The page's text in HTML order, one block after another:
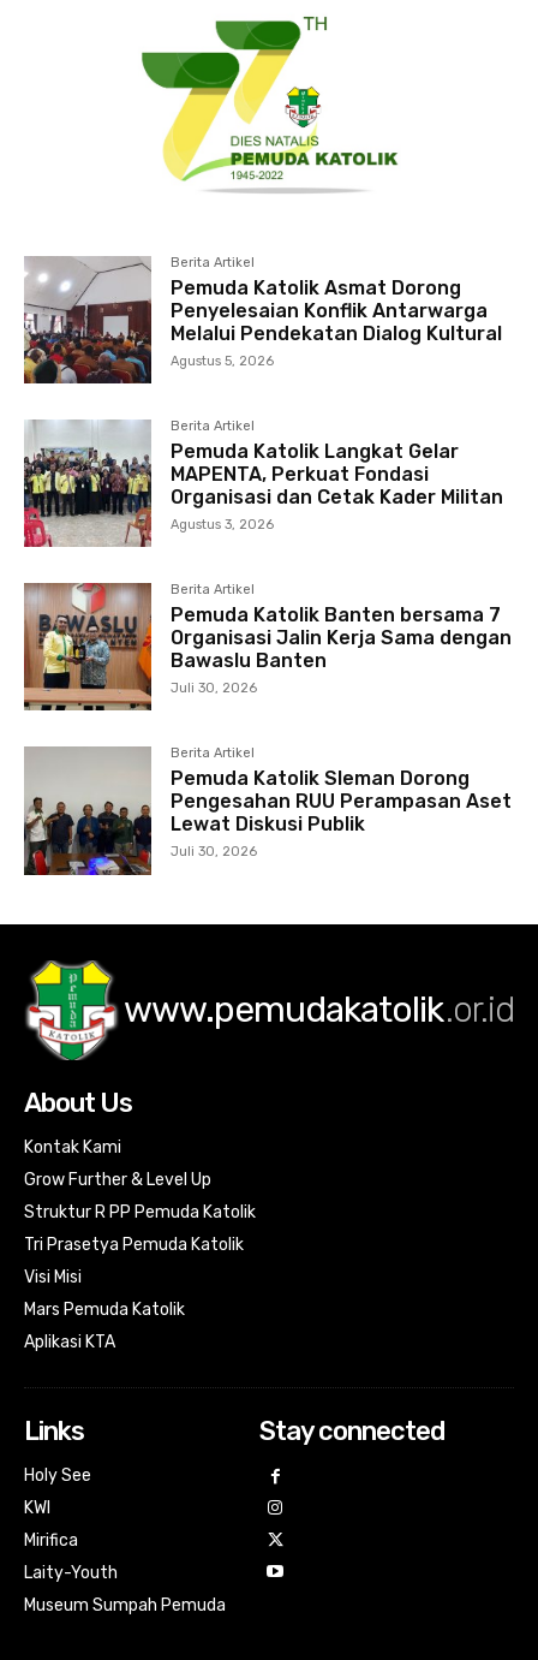
Berita Artikel
Pemuda Katolik Asmat Dorong
Penyelesaian Konflik Antarwarga
Melalui Pendekatan Dialog Kultural
Agustus 5, 2026
Berita Artikel
Pemuda Katolik Langkat Gelar
MAPENTA, Perkuat Fondasi
Organisasi dan Cetak Kader Militan
Agustus 3, 2026
Berita Artikel
Pemuda Katolik Banten bersama 7
Organisasi Jalin Kerja Sama dengan
Bawaslu Banten
Juli 30, 2026
Berita Artikel
Pemuda Katolik Sleman Dorong
Pengesahan RUU Perampasan Aset
Lewat Diskusi Publik
Juli 30, 2026
www.pemudakatolik.or.id
About Us
Kontak Kami
Grow Further & Level Up
Struktur R PP Pemuda Katolik
Tri Prasetya Pemuda Katolik
Visi Misi
Mars Pemuda Katolik
Aplikasi KTA
Links
Holy See
KWI
Mirifica
Laity-Youth
Museum Sumpah Pemuda
Stay connected